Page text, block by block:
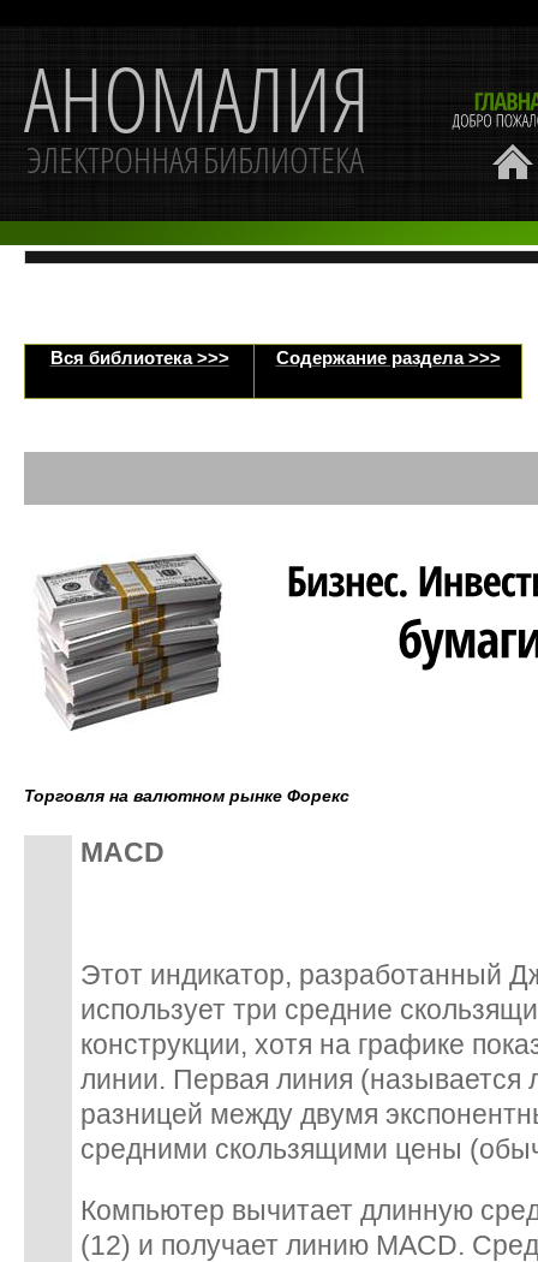
Вся библиотека >>> Содержание раздела >>>
Торговля на валютном рынке Форекс
MACD
Этот индикатор, разработанный
использует три средние
конструкции, хотя на графике
линии. Первая линия (называется
разницей между двумя
средними скользящими цены
Компьютер вычитает длинную
(12) и получает линию MACD.